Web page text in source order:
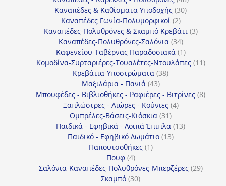
προϊόντα
Καναπέδες & Καθίσματα Υποδοχής 3030
Καναπέδες Γωνία-Πολυμορφικοί 22
προϊόντα
Καναπέδες-Πολυθρόνες & Σκαμπό Κρεβάτι 33
Καναπέδες-Πολυθρόνες-Σαλόνια 3434
προϊόντα
Καφενείου-Ταβέρνας Παραδοσιακά 11
προϊόν
Κομοδίνα-Συρταριέρες-Τουαλέτες-Ντουλάπες 1111
Κρεβάτια-Υποστρώματα 3838
Μαξιλάρια - Πανιά 4343
προϊόντα
Μπουφέδες - Βιβλιοθήκες - Ραφιέρες - Βιτρίνες 88
Ξαπλώστρες - Αιώρες - Κούνιες 44
Ομπρέλες-Βάσεις-Κιόσκια 3131
προϊόντα
Παιδικά - Εφηβικά - Λοιπά Έπιπλα 1313
Παιδικό - Εφηβικό Δωμάτιο 1313
Παπουτσοθήκες 11
Πουφ 44
προϊόντα
Σαλόνια-Καναπέδες-Πολυθρόνες-Μπερζέρες 2929
Σκαμπό 3030